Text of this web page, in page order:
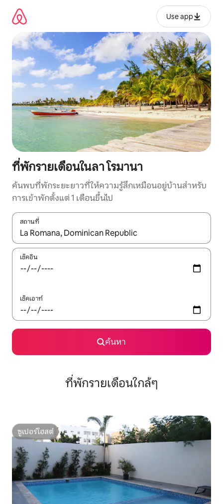
Use app
ที่พักรายเดือนในลา โรมานา
ค้นพบที่พักระยะยาวที่ให้ความรู้สึกเหมือนอยู่บ้านสำหรับ
การเข้าพักตั้งแต่ 1 เดือนขึ้นไป
สถานที่
ใช้ลูกศรขึ้นลง หรือใช้การสัมผัสหรือปัด เพื่อสำรวจผลการค้นหา
เช็คอิน
เช็คเอาท์
ค้นหา
ที่พักรายเดือนใกล้ๆ
ซูเปอร์โฮสต์
ซูเปอร์โฮสต์